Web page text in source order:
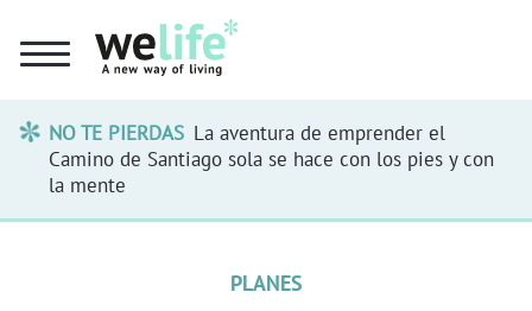
NO TE PIERDAS La aventura de emprender el
Camino de Santiago sola se hace con los pies y con
la mente
PLANES